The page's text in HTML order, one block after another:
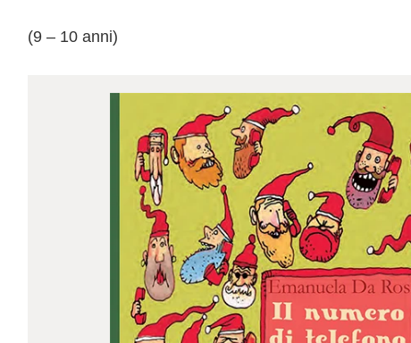
(9 – 10 anni)